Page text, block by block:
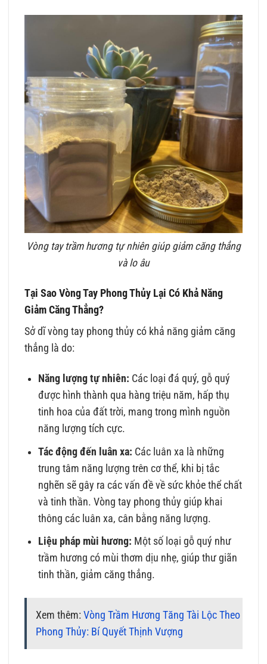
Vòng tay trầm hương tự nhiên giúp giảm căng thẳng
và lo âu
Tại Sao Vòng Tay Phong Thủy Lại Có Khả Năng
Giảm Căng Thẳng?
Sở dĩ vòng tay phong thủy có khả năng giảm căng
thẳng là do:
Năng lượng tự nhiên: Các loại đá quý, gỗ quý
được hình thành qua hàng triệu năm, hấp thụ
tinh hoa của đất trời, mang trong mình nguồn
năng lượng tích cực.
Tác động đến luân xa: Các luân xa là những
trung tâm năng lượng trên cơ thể, khi bị tắc
nghẽn sẽ gây ra các vấn đề về sức khỏe thể chất
và tinh thần. Vòng tay phong thủy giúp khai
thông các luân xa, cân bằng năng lượng.
Liệu pháp mùi hương: Một số loại gỗ quý như
trầm hương có mùi thơm dịu nhẹ, giúp thư giãn
tinh thần, giảm căng thẳng.
Xem thêm:Vòng Trầm Hương Tăng Tài Lộc Theo
Phong Thủy: Bí Quyết Thịnh Vượng